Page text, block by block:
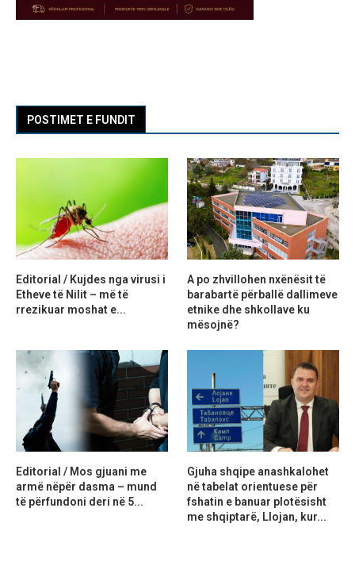
POSTIMET E FUNDIT
Editorial / Kujdes nga virusi i
Etheve të Nilit – më të
rrezikuar moshat e...
A po zhvillohen nxënësit të
barabartë përballë dallimeve
etnike dhe shkollave ku
mësojnë?
Editorial / Mos gjuani me
armë nëpër dasma – mund
të përfundoni deri në 5...
Gjuha shqipe anashkalohet
në tabelat orientuese për
fshatin e banuar plotësisht
me shqiptarë, Llojan, kur...